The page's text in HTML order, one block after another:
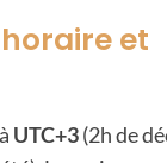
et
UTC+3(2h de